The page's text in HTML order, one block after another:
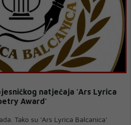
natječaja 'Ars Lyrica
Award'
Tako su 'Ars Lyrica Balcanica'